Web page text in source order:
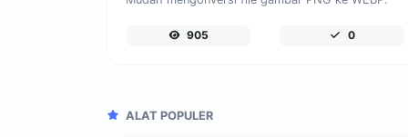
905 0
ALAT POPULER